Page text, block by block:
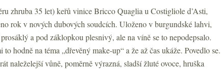
zhruba 35 let) keřů vinice Bricco Quaglia u Costigliole d’Asti,
rok v nových dubových soudcích. Uloženo v burgundské lahvi,
a pod záklopkou plesnivý, ale na víně se to nepodepsalo.
hodně na téma „dřevěný make-up“ a že až čas ukáže. Povedlo se.
naleželejší vůně, poměrně výrazná, sladší žluté ovoce, hruška